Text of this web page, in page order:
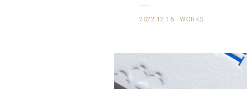
2022.12.16 WORKS